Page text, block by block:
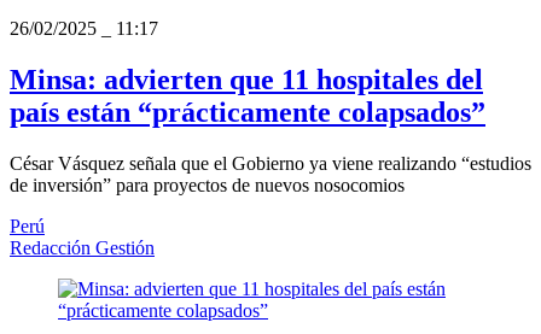
26/02/2025
11:17
Minsa: advierten que 11 hospitales del
país están “prácticamente colapsados”
César Vásquez señala que el Gobierno ya viene realizando “estudios
de inversión” para proyectos de nuevos nosocomios
Perú
Redacción Gestión